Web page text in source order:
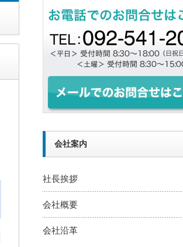
会社案内
社長挨拶
会社概要
会社沿革